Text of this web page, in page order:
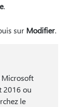
.
sur Modifier.
Microsoft
2016 ou
le